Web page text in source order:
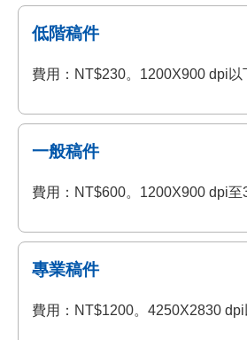
低階稿件
費用：NT$230。1200X900 dpi以
一般稿件
費用：NT$600。1200X900 dpi
專業稿件
費用：NT$1200。4250X2830